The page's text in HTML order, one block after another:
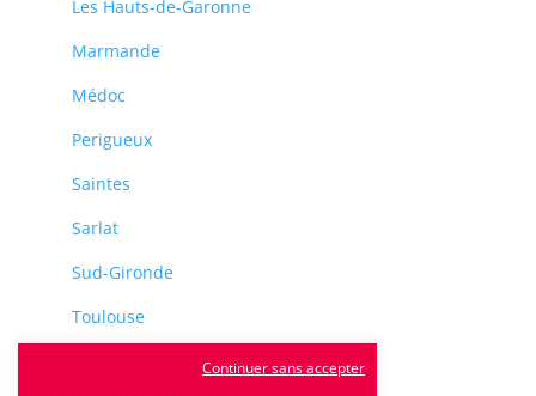
Les Hauts-de-Garonne
Marmande
Médoc
Perigueux
Saintes
Sarlat
Sud-Gironde
Toulouse
Continuer sans accepter